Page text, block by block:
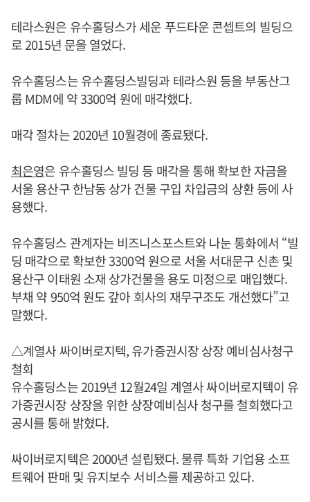
테라스원은 유수홀딩스가 세운 푸드타운 콘셉트의 빌딩으
로 2015년 문을 열었다.
유수홀딩스는 유수홀딩스빌딩과 테라스원 등을 부동산그
룹 MDM에 약 3300억 원에 매각했다.
매각 절차는 2020년 10월경에 종료됐다.
최은영은 유수홀딩스 빌딩 등 매각을 통해 확보한 자금을
서울 용산구 한남동 상가 건물 구입 차입금의 상환 등에 사
용했다.
유수홀딩스 관계자는 비즈니스포스트와 나눈 통화에서 “빌
딩 매각으로 확보한 3300억 원으로 서울 서대문구 신촌 및
용산구 이태원 소재 상가건물을 용도 미정으로 매입했다.
부채 약 950억 원도 갚아 회사의 재무구조도 개선했다”고
말했다.
△계열사 싸이버로지텍, 유가증권시장 상장 예비심사청구
철회
유수홀딩스는 2019년 12월24일 계열사 싸이버로지텍이 유
가증권시장 상장을 위한 상장예비심사 청구를 철회했다고
공시를 통해 밝혔다.
싸이버로지텍은 2000년 설립됐다. 물류 특화 기업용 소프
트웨어 판매 및 유지보수 서비스를 제공하고 있다.